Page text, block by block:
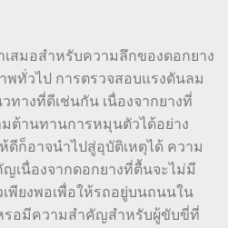
เสมอสำหรับความลึกของดอกยาง
ทั่วไป การตรวจสอบแรงดันลม
ทางที่ดีเช่นกัน เนื่องจากยางที่
มต้านทานการหมุนตัวได้อย่าง
ดีก็อาจนำไปสู่อุบัติเหตุได้ ความ
เนื่องจากดอกยางที่ตื้นจะไม่มี
เพียงพอเพื่อให้รถอยู่บนถนนใน
รอมีความสำคัญสำหรับผู้ขับขี่ที่